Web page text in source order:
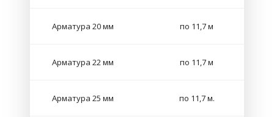
Арматура 20 мм по 11,7 м
Арматура 22 мм по 11,7 м
Арматура 25 мм по 11,7 м.